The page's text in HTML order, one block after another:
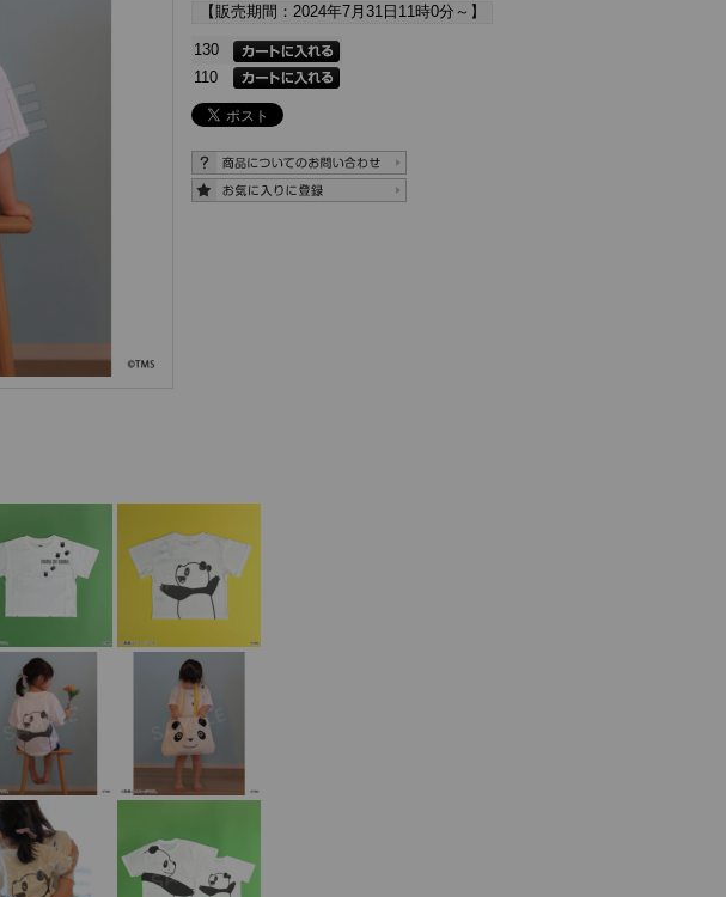
【販売期間： 2024年7月31日11時0分 ～】
130
110